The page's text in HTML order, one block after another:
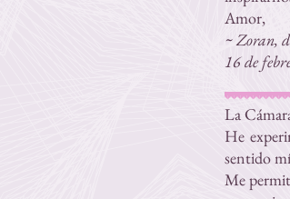
Amor,
~ Zoran,
16 de
La
He
sentido
Me